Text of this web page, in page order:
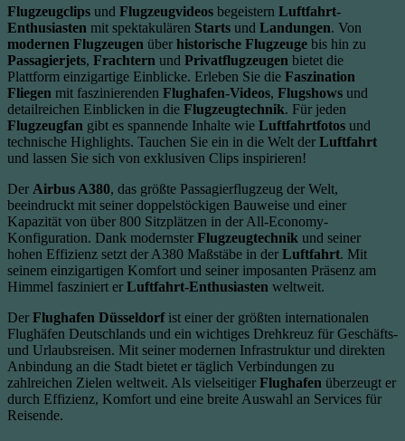
Flugzeugclips und Flugzeugvideos begeistern Luftfahrt-
Enthusiasten mit spektakulären Starts und Landungen. Von
modernen Flugzeugen über historische Flugzeuge bis hin zu
Passagierjets, Frachtern und Privatflugzeugen bietet die
Plattform einzigartige Einblicke. Erleben Sie die Faszination
Fliegen mit faszinierenden Flughafen-Videos, Flugshows und
detailreichen Einblicken in die Flugzeugtechnik. Für jeden
Flugzeugfan gibt es spannende Inhalte wie Luftfahrtfotos und
technische Highlights. Tauchen Sie ein in die Welt der Luftfahrt
und lassen Sie sich von exklusiven Clips inspirieren!
Der Airbus A380, das größte Passagierflugzeug der Welt,
beeindruckt mit seiner doppelstöckigen Bauweise und einer
Kapazität von über 800 Sitzplätzen in der All-Economy-
Konfiguration. Dank modernster Flugzeugtechnik und seiner
hohen Effizienz setzt der A380 Maßstäbe in der Luftfahrt. Mit
seinem einzigartigen Komfort und seiner imposanten Präsenz am
Himmel fasziniert er Luftfahrt-Enthusiasten weltweit.
Der Flughafen Düsseldorfist einer der größten internationalen
Flughäfen Deutschlands und ein wichtiges Drehkreuz für Geschäfts-
und Urlaubsreisen. Mit seiner modernen Infrastruktur und direkten
Anbindung an die Stadt bietet er täglich Verbindungen zu
zahlreichen Zielen weltweit. Als vielseitiger Flughafen überzeugt er
durch Effizienz, Komfort und eine breite Auswahl an Services für
Reisende.